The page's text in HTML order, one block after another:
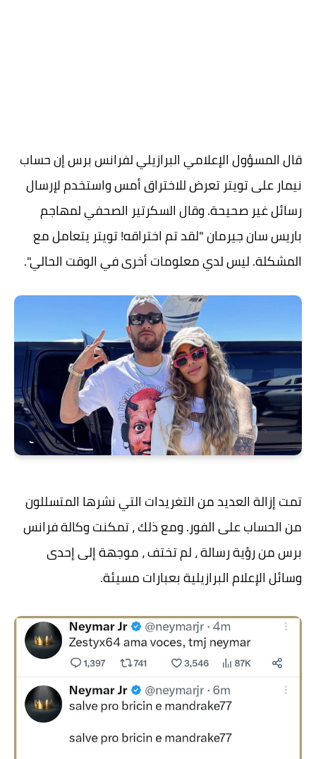
قال المسؤول الإعلامي البرازيلي لفرانس برس إن حساب
نيمار على تويتر تعرض للاختراق أمس واستخدم لإرسال
رسائل غير صحيحة. وقال السكرتير الصحفي لمهاجم
باريس سان جيرمان "لقد تم اختراقه! تويتر يتعامل مع
المشكلة. ليس لدي معلومات أخرى في الوقت الحالي".
تمت إزالة العديد من التغريدات التي نشرها المتسللون
من الحساب على الفور. ومع ذلك ، تمكنت وكالة فرانس
برس من رؤية رسالة ، لم تختف ، موجهة إلى إحدى
وسائل الإعلام البرازيلية بعبارات مسيئة.